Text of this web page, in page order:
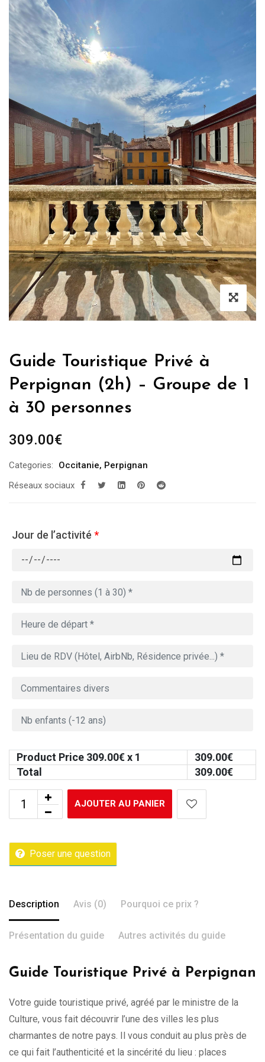
Guide Touristique Privé à
Perpignan (2h) – Groupe de 1
à 30 personnes
309.00€
Categories: Occitanie, Perpignan
Réseaux sociaux
Jour de l’activité *
Product Price 309.00€ x 1 309.00€
Total
309.00€
AJOUTER AU PANIER
Poser une question
Description Avis (0) Pourquoi ce prix ?
Présentation du guide Autres activités du guide
Guide Touristique Privé à Perpignan
Votre guide touristique privé, agréé par le ministre de la
Culture, vous fait découvrir l’une des villes les plus
charmantes de notre pays. Il vous conduit au plus près de
ce qui fait l’authenticité et la sincérité du lieu : places